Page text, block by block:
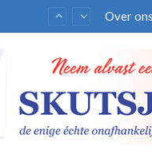
Over ons